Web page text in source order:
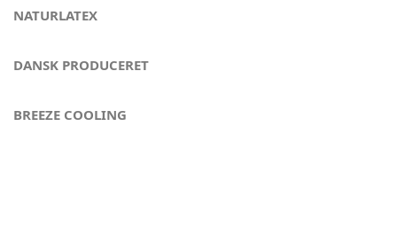
NATURLATEX
DANSK PRODUCERET
BREEZE COOLING